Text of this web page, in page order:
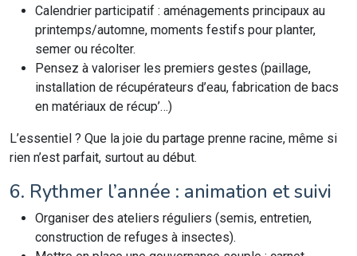
Calendrier participatif : aménagements principaux au
printemps/automne, moments festifs pour planter,
semer ou récolter.
Pensez à valoriser les premiers gestes (paillage,
installation de récupérateurs d’eau, fabrication de bacs
en matériaux de récup’…)
L’essentiel ? Que la joie du partage prenne racine, même si
rien n’est parfait, surtout au début.
6. Rythmer l’année : animation et suivi
Organiser des ateliers réguliers (semis, entretien,
construction de refuges à insectes).